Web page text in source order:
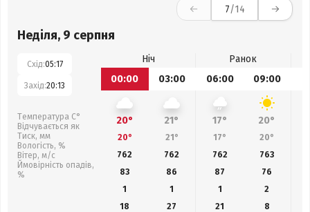
7/14
Неділя, 9 серпня
Схід:05:17
Захід:20:13
Температура С°
Відчувається як
Тиск, мм
Вологість, %
Вітер, м/с
Ймовірність опадів,
%
Ніч
Ранок
00:00
03:00 06:00 09:00
20° 21° 17° 20°
20° 21° 17° 20°
762
762 762 763
83
86 87 76
1
1 1
2
18
27 21 8